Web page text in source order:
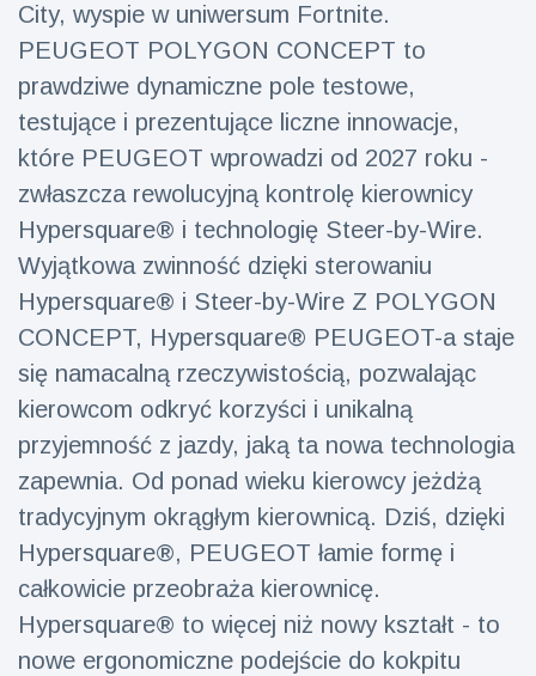
fizyczna
(73)
Podróże i przygody
(77)
Najnowsze
wiadomości
Ucieczka z
magika
rozbawiła
publiczność
16 July
183
Poglądy
Konserywiści
świętują
narodziny
pierwszego
tapira
nizinne w
brytyjskim
zoo od 14 lat
16 July
175
Poglądy
Mężczyzna z
Florydy
aresztowany
po odpaleniu
fajerwerków
z jadącego
samochodu
158
Poglądy
City, wyspie w uniwersum Fortnite.
PEUGEOT POLYGON CONCEPT to
prawdziwe dynamiczne pole testowe,
testujące i prezentujące liczne innowacje,
które PEUGEOT wprowadzi od 2027 roku -
zwłaszcza rewolucyjną kontrolę kierownicy
Hypersquare® i technologię Steer-by-Wire.
Wyjątkowa zwinność dzięki sterowaniu
Hypersquare® i Steer-by-Wire Z POLYGON
CONCEPT, Hypersquare® PEUGEOT-a staje
się namacalną rzeczywistością, pozwalając
kierowcom odkryć korzyści i unikalną
przyjemność z jazdy, jaką ta nowa technologia
zapewnia. Od ponad wieku kierowcy jeżdżą
tradycyjnym okrągłym kierownicą. Dziś, dzięki
Hypersquare®, PEUGEOT łamie formę i
całkowicie przeobraża kierownicę.
Hypersquare® to więcej niż nowy kształt - to
nowe ergonomiczne podejście do kokpitu